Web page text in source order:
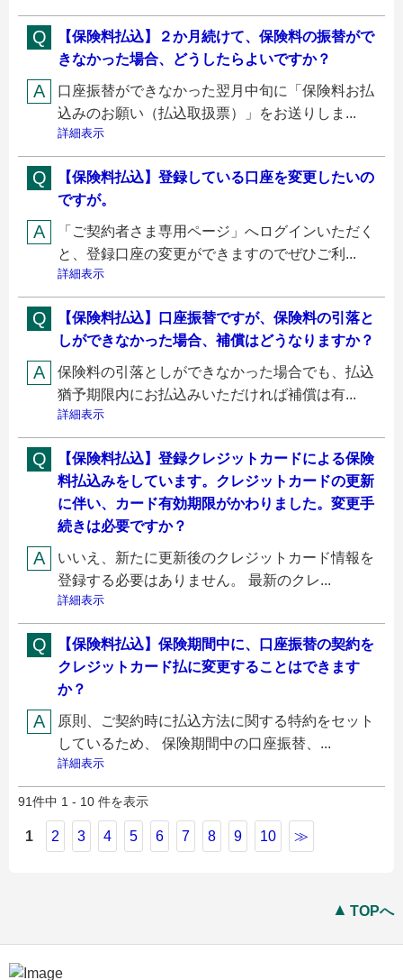
【保険料払込】２か月続けて、保険料の振替がで
きなかった場合、どうしたらよいですか？
口座振替ができなかった翌月中旬に「保険料お払
込みのお願い（払込取扱票）」をお送りしま...
詳細表示
【保険料払込】登録している口座を変更したいの
ですが。
「ご契約者さま専用ページ」へログインいただく
と、登録口座の変更ができますのでぜひご利...
詳細表示
【保険料払込】口座振替ですが、保険料の引落と
しができなかった場合、補償はどうなりますか？
保険料の引落としができなかった場合でも、払込
猶予期限内にお払込みいただければ補償は有...
詳細表示
【保険料払込】登録クレジットカードによる保険
料払込みをしています。クレジットカードの更新
に伴い、カード有効期限がかわりました。変更手
続きは必要ですか？
いいえ、新たに更新後のクレジットカード情報を
登録する必要はありません。 最新のクレ...
詳細表示
【保険料払込】保険期間中に、口座振替の契約を
クレジットカード払に変更することはできます
か？
原則、ご契約時に払込方法に関する特約をセット
しているため、 保険期間中の口座振替、...
詳細表示
91件中 1 - 10 件を表示
1 2 3 4 5 6 7 8 9 10 ≫
TOPへ